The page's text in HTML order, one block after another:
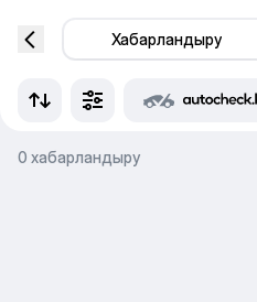
Хабарландыру
0 хабарландыру